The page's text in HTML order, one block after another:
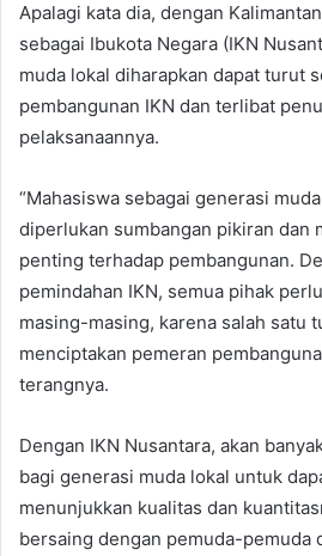
Apalagi kata dia, dengan
sebagai Ibukota Negara (IKN
muda lokal diharapkan dapat turut
pembangunan IKN dan terlibat
pelaksanaannya.
“Mahasiswa sebagai generasi
diperlukan sumbangan pikiran dan
penting terhadap pembangunan.
pemindahan IKN, semua pihak
masing-masing, karena salah satu
menciptakan pemeran
terangnya.
Dengan IKN Nusantara, akan
bagi generasi muda lokal untuk
menunjukkan kualitas dan
bersaing dengan pemuda-pemuda